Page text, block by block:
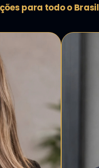
para todo o Brasil